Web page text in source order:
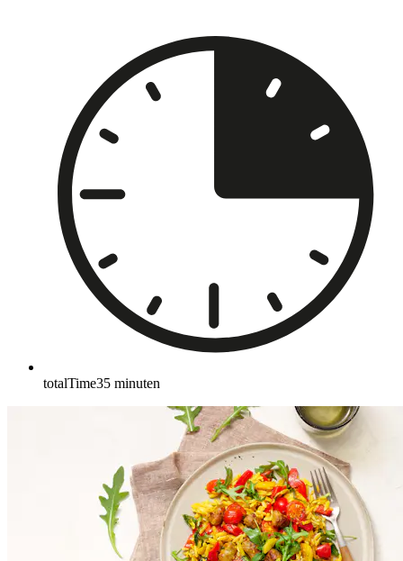
totalTime35 minuten